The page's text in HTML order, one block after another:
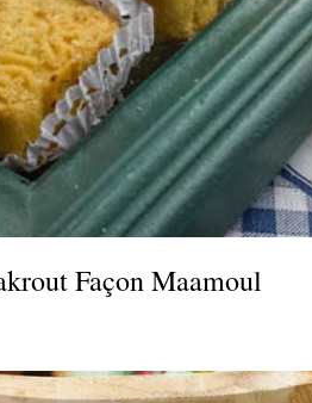
Façon Maamoul